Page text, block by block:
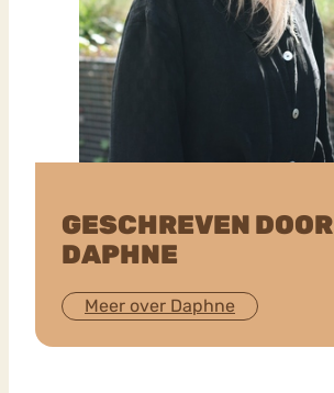
GESCHREVEN DOOR
DAPHNE
Meer over Daphne